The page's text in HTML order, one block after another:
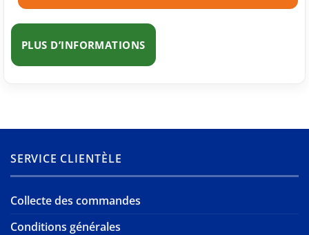
PLUS D’INFORMATIONS
SERVICE CLIENTÈLE
Collecte des commandes
Conditions générales